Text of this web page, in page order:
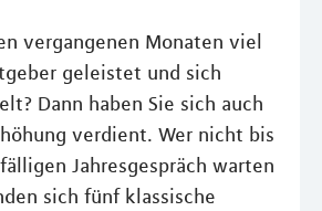
vergangenen Monaten viel
geleistet und sich
Dann haben Sie sich auch
verdient. Wer nicht bis
Jahresgespräch warten
sich fünf klassische